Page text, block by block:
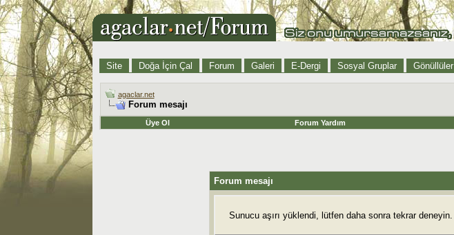
Site Doğa İçin Çal Forum Galeri E-Dergi Sosyal Gruplar Gönüllüler
agaclar.net
Forum mesajı
Üye Ol Forum Yardım
Forum mesajı
Sunucu aşırı yüklendi, lütfen daha sonra tekrar deneyin.